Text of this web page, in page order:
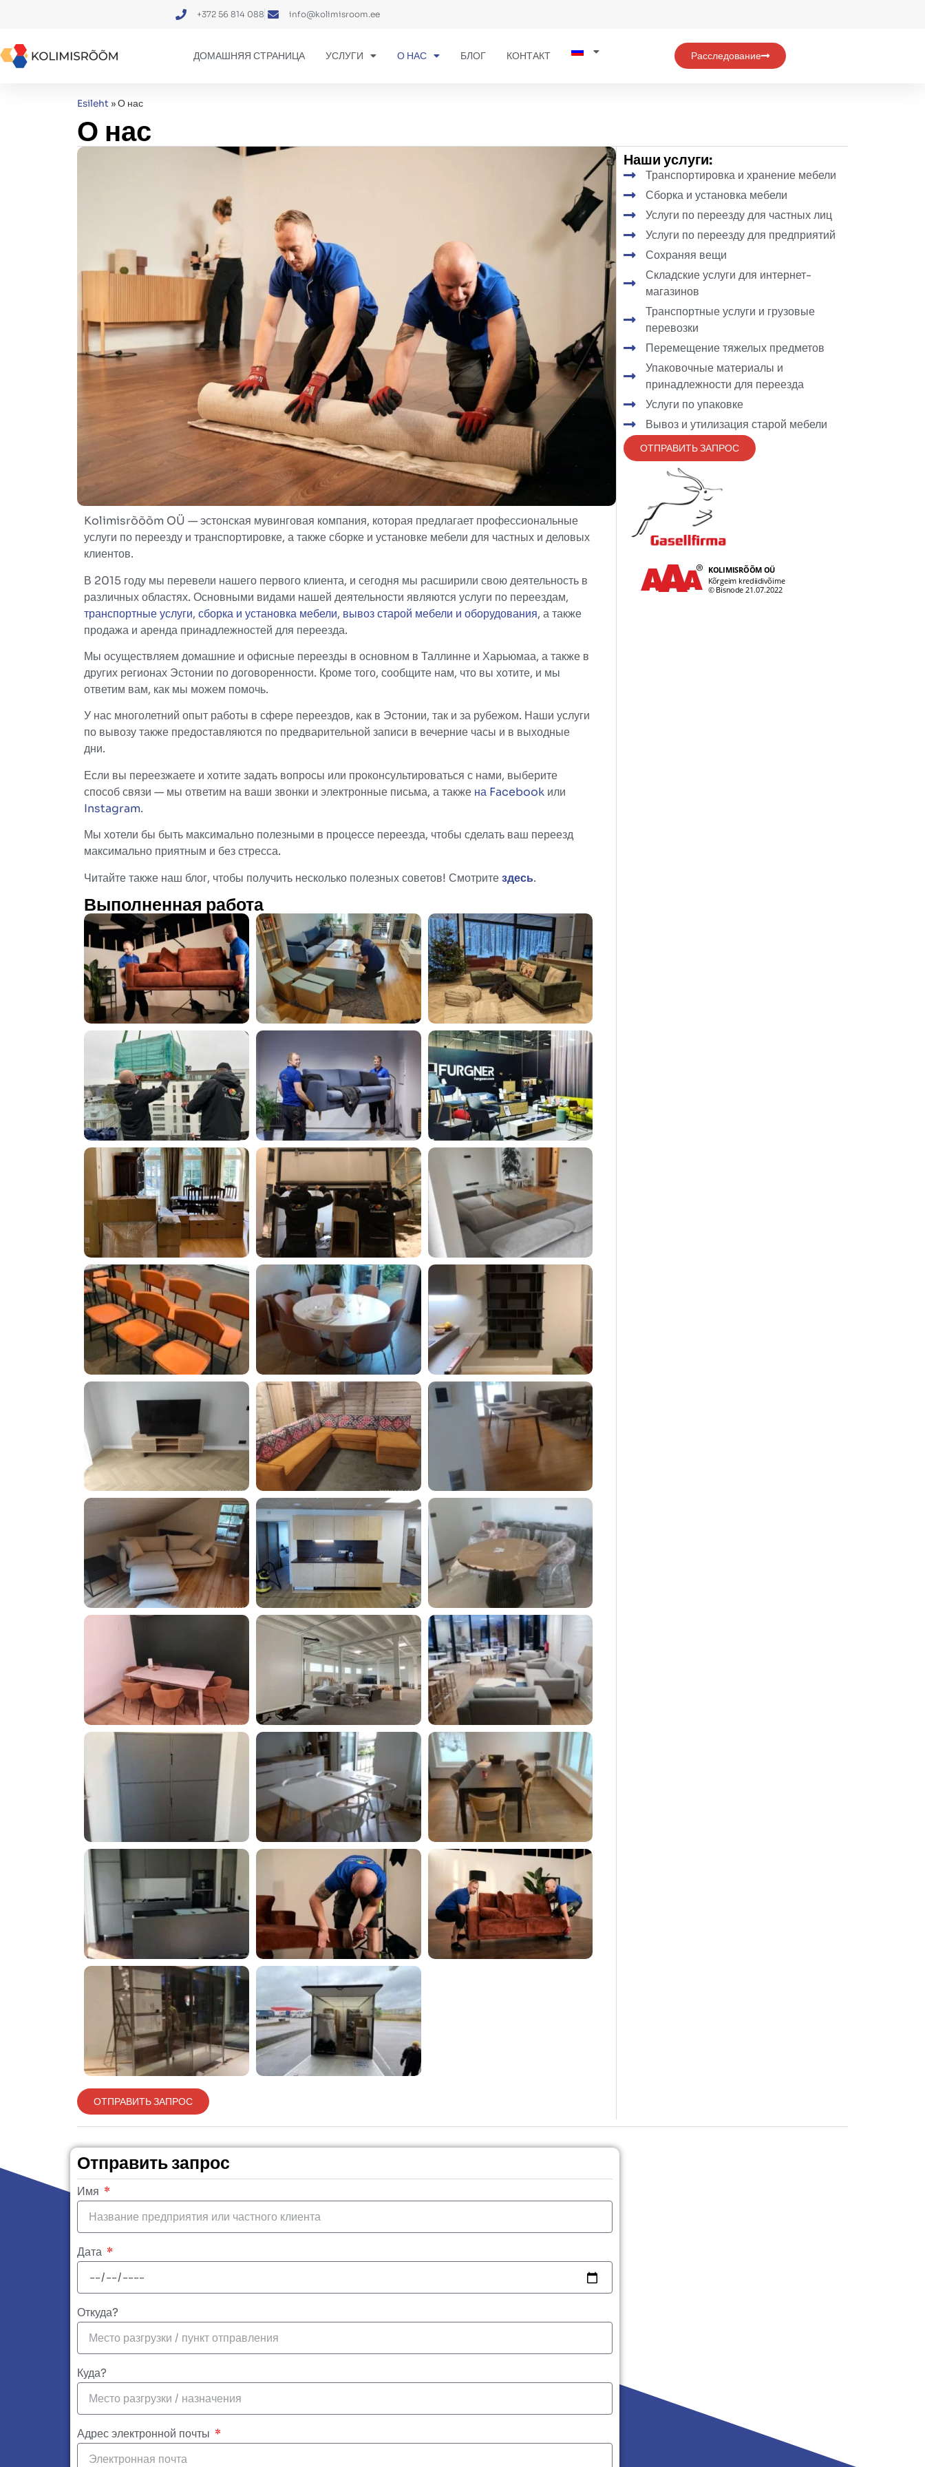
+372 56 814 088 info@kolimisroom.ee
ДОМАШНЯЯ СТРАНИЦА УСЛУГИ О НАС БЛОГ КОНТАКТ Расследование
Esileht »О нас
О нас
Kolimisrõõõm OÜ — эстонская мувинговая компания, которая предлагает профессиональные
услуги по переезду и транспортировке, а также сборке и установке мебели для частных и деловых
клиентов.
В 2015 году мы перевели нашего первого клиента, и сегодня мы расширили свою деятельность в
различных областях. Основными видами нашей деятельности являются услуги по переездам,
транспортные услуги, сборка и установка мебели, вывоз старой мебели и оборудования, а также
продажа и аренда принадлежностей для переезда.
Мы осуществляем домашние и офисные переезды в основном в Таллинне и Харьюмаа, а также в
других регионах Эстонии по договоренности. Кроме того, сообщите нам, что вы хотите, и мы
ответим вам, как мы можем помочь.
У нас многолетний опыт работы в сфере переездов, как в Эстонии, так и за рубежом. Наши услуги
по вывозу также предоставляются по предварительной записи в вечерние часы и в выходные
дни.
Если вы переезжаете и хотите задать вопросы или проконсультироваться с нами, выберите
способ связи — мы ответим на ваши звонки и электронные письма, а также на Facebook или
Instagram.
Мы хотели бы быть максимально полезными в процессе переезда, чтобы сделать ваш переезд
максимально приятным и без стресса.
Читайте также наш блог, чтобы получить несколько полезных советов! Смотритездесь.
Выполненная работа
ОТПРАВИТЬ ЗАПРОС
Наши услуги:
Транспортировка и хранение мебели
Сборка и установка мебели
Услуги по переезду для частных лиц
Услуги по переезду для предприятий
Сохраняя вещи
Складские услуги для интернет-
магазинов
Транспортные услуги и грузовые
перевозки
Перемещение тяжелых предметов
Упаковочные материалы и
принадлежности для переезда
Услуги по упаковке
Вывоз и утилизация старой мебели
ОТПРАВИТЬ ЗАПРОС
Отправить запрос
Имя
Дата
Откуда?
Куда?
Адрес электронной почты